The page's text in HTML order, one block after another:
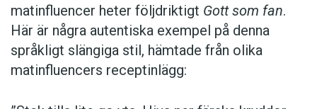
matinfluencer heter följd­riktigt Gott som fan.
Här är några autentiska ­exempel på denna
språkligt slängiga stil, ­hämtade från olika
matinfluencers receptinlägg: